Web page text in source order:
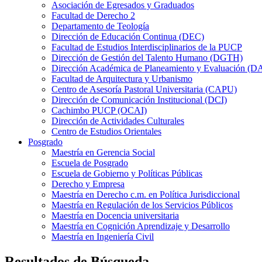
Asociación de Egresados y Graduados
Facultad de Derecho 2
Departamento de Teología
Dirección de Educación Continua (DEC)
Facultad de Estudios Interdisciplinarios de la PUCP
Dirección de Gestión del Talento Humano (DGTH)
Dirección Académica de Planeamiento y Evaluación
Facultad de Arquitectura y Urbanismo
Centro de Asesoría Pastoral Universitaria (CAPU)
Dirección de Comunicación Institucional (DCI)
Cachimbo PUCP (OCAI)
Dirección de Actividades Culturales
Centro de Estudios Orientales
Posgrado
Maestría en Gerencia Social
Escuela de Posgrado
Escuela de Gobierno y Políticas Públicas
Derecho y Empresa
Maestría en Derecho c.m. en Política Jurisdiccional
Maestría en Regulación de los Servicios Públicos
Maestría en Docencia universitaria
Maestría en Cognición Aprendizaje y Desarrollo
Maestría en Ingeniería Civil